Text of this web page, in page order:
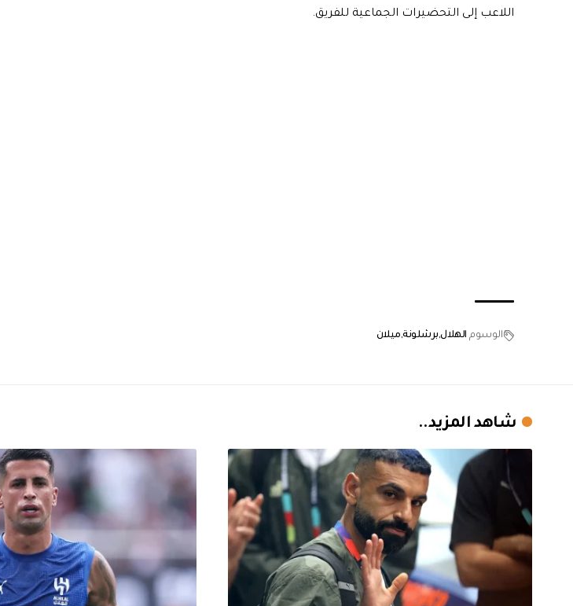
اللاعب إلى التحضيرات الجماعية للفريق.
الوسوم الهلال برشلونة ميلان
شاهد المزيد..